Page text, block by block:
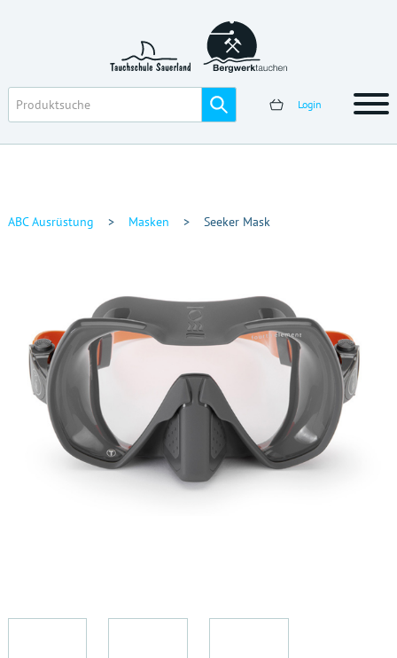
Login
ABC Ausrüstung > Masken > Seeker Mask